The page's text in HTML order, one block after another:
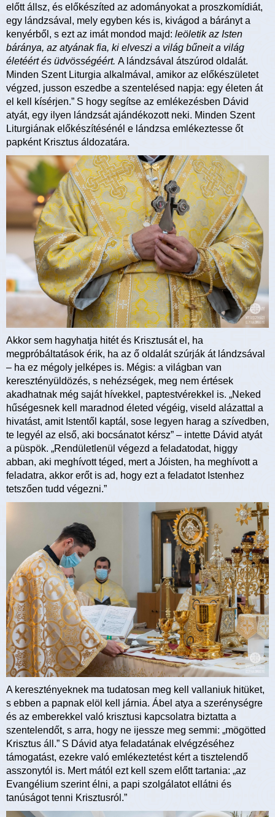
előtt állsz, és előkészíted az adományokat a proszkomídiát,
egy lándzsával, mely egyben kés is, kivágod a bárányt a
kenyérből, s ezt az imát mondod majd: leöletik az Isten
báránya, az atyának fia, ki elveszi a világ bűneit a világ
életéért és üdvösségéért. A lándzsával átszúrod oldalát.
Minden Szent Liturgia alkalmával, amikor az előkészületet
végzed, jusson eszedbe a szentelésed napja: egy életen át
el kell kísérjen.” S hogy segítse az emlékezésben Dávid
atyát, egy ilyen lándzsát ajándékozott neki. Minden Szent
Liturgiának előkészítésénél e lándzsa emlékeztesse őt
papként Krisztus áldozatára.
Akkor sem hagyhatja hitét és Krisztusát el, ha
megpróbáltatások érik, ha az ő oldalát szúrják át lándzsával
– ha ez mégoly jelképes is. Mégis: a világban van
keresztényüldözés, s nehézségek, meg nem értések
akadhatnak még saját hívekkel, paptestvérekkel is. „Neked
hűségesnek kell maradnod életed végéig, viseld alázattal a
hivatást, amit Istentől kaptál, sose legyen harag a szívedben,
te legyél az első, aki bocsánatot kérsz” – intette Dávid atyát
a püspök. „Rendületlenül végezd a feladatodat, higgy
abban, aki meghívott téged, mert a Jóisten, ha meghívott a
feladatra, akkor erőt is ad, hogy ezt a feladatot Istenhez
tetszően tudd végezni.”
A keresztényeknek ma tudatosan meg kell vallaniuk hitüket,
s ebben a papnak elöl kell járnia. Ábel atya a szerénységre
és az emberekkel való krisztusi kapcsolatra biztatta a
szentelendőt, s arra, hogy ne ijessze meg semmi: „mögötted
Krisztus áll.” S Dávid atya feladatának elvégzéséhez
támogatást, ezekre való emlékeztetést kért a tisztelendő
asszonytól is. Mert mától ezt kell szem előtt tartania: „az
Evangélium szerint élni, a papi szolgálatot ellátni és
tanúságot tenni Krisztusról.”